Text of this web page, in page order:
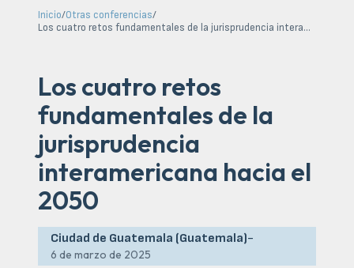
Inicio/Otras conferencias/
Los cuatro retos fundamentales de la jurisprudencia interamericana hacia el 2050
Los cuatro retos
fundamentales de la
jurisprudencia
interamericana hacia el
2050
Ciudad de Guatemala (Guatemala)-
6 de marzo de 2025